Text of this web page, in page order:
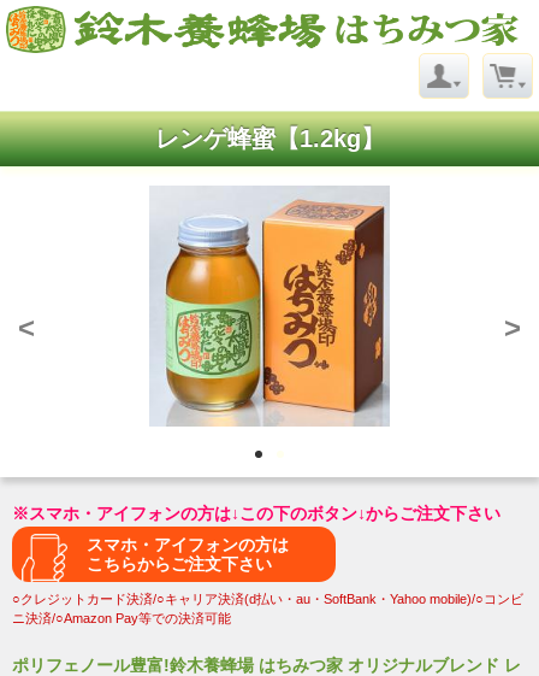
レンゲ蜂蜜【1.2kg】
< >
※スマホ・アイフォンの方は↓この下のボタン↓からご注文下さい
スマホ・アイフォンの方は
こちらからご注文下さい
○クレジットカード決済/○キャリア決済(d払い・au・SoftBank・Yahoo mobile)/○コンビ
ニ決済/○Amazon Pay等での決済可能
ポリフェノール豊富!鈴木養蜂場 はちみつ家 オリジナルブレンド レ